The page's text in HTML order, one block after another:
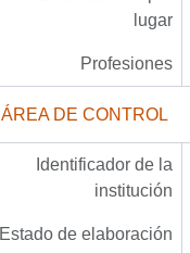
lugar
Profesiones
ÁREA DE CONTROL
Identificador de la
institución
Estado de elaboración